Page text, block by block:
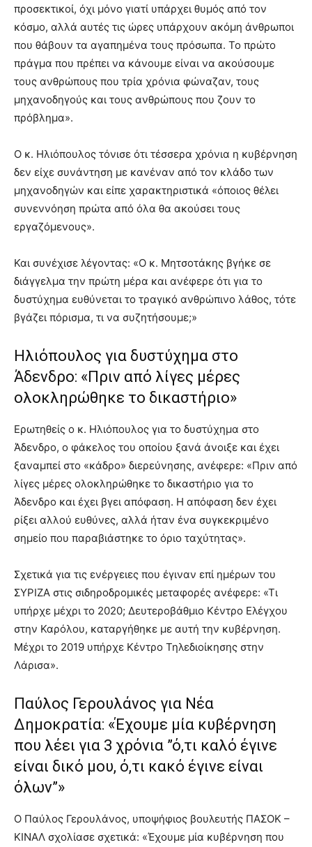
προσεκτικοί, όχι μόνο γιατί υπάρχει θυμός από τον
κόσμο, αλλά αυτές τις ώρες υπάρχουν ακόμη άνθρωποι
που θάβουν τα αγαπημένα τους πρόσωπα. Το πρώτο
πράγμα που πρέπει να κάνουμε είναι να ακούσουμε
τους ανθρώπους που τρία χρόνια φώναζαν, τους
μηχανοδηγούς και τους ανθρώπους που ζουν το
πρόβλημα».
Ο κ. Ηλιόπουλος τόνισε ότι τέσσερα χρόνια η κυβέρνηση
δεν είχε συνάντηση με κανέναν από τον κλάδο των
μηχανοδηγών και είπε χαρακτηριστικά «όποιος θέλει
συνεννόηση πρώτα από όλα θα ακούσει τους
εργαζόμενους».
Και συνέχισε λέγοντας: «Ο κ. Μητσοτάκης βγήκε σε
διάγγελμα την πρώτη μέρα και ανέφερε ότι για το
δυστύχημα ευθύνεται το τραγικό ανθρώπινο λάθος, τότε
βγάζει πόρισμα, τι να συζητήσουμε;»
Ηλιόπουλος για δυστύχημα στο
Άδενδρο: «Πριν από λίγες μέρες
ολοκληρώθηκε το δικαστήριο»
Ερωτηθείς ο κ. Ηλιόπουλος για το δυστύχημα στο
Άδενδρο, ο φάκελος του οποίου ξανά άνοιξε και έχει
ξαναμπεί στο «κάδρο» διερεύνησης, ανέφερε: «Πριν από
λίγες μέρες ολοκληρώθηκε το δικαστήριο για το
Άδενδρο και έχει βγει απόφαση. Η απόφαση δεν έχει
ρίξει αλλού ευθύνες, αλλά ήταν ένα συγκεκριμένο
σημείο που παραβιάστηκε το όριο ταχύτητας».
Σχετικά για τις ενέργειες που έγιναν επί ημέρων του
ΣΥΡΙΖΑ στις σιδηροδρομικές μεταφορές ανέφερε: «Τι
υπήρχε μέχρι το 2020; Δευτεροβάθμιο Κέντρο Ελέγχου
στην Καρόλου, καταργήθηκε με αυτή την κυβέρνηση.
Μέχρι το 2019 υπήρχε Κέντρο Τηλεδιοίκησης στην
Λάρισα».
Παύλος Γερουλάνος για Νέα
Δημοκρατία: «Έχουμε μία κυβέρνηση
που λέει για 3 χρόνια ”ό,τι καλό έγινε
είναι δικό μου, ό,τι κακό έγινε είναι
όλων”»
Ο Παύλος Γερουλάνος, υποψήφιος βουλευτής ΠΑΣΟΚ –
ΚΙΝΑΛ σχολίασε σχετικά: «Έχουμε μία κυβέρνηση που